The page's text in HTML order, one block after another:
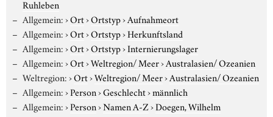
Ruhleben
Allgemein:›Ort›Ortstyp›Aufnahmeort
Allgemein:›Ort›Ortstyp›Herkunftsland
Allgemein:›Ort›Ortstyp›Internierungslager
Allgemein:›Ort›Weltregion/ Meer›Australasien/ Ozeanien
Weltregion:›Ort›Weltregion/ Meer›Australasien/ Ozeanien
Allgemein:›Person›Geschlecht›männlich
Allgemein:›Person›Namen A-Z›Doegen, Wilhelm